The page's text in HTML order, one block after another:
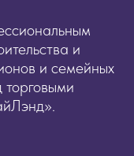
и
и семейных
торговыми